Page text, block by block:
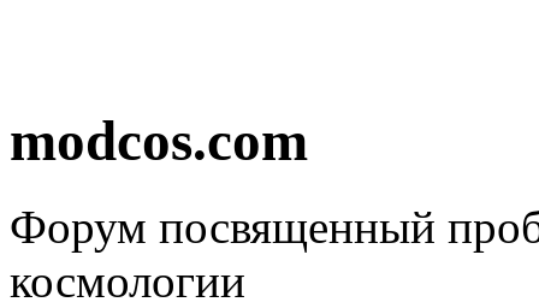
modcos.com
Форум посвященный
космологии